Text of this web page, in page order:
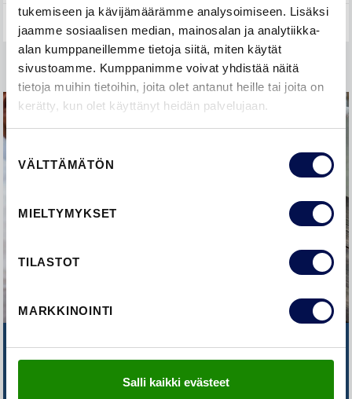
tukemiseen ja kävijämäärämme analysoimiseen. Lisäksi
jaamme sosiaalisen median, mainosalan ja analytiikka-
alan kumppaneillemme tietoja siitä, miten käytät
sivustoamme. Kumppanimme voivat yhdistää näitä
tietoja muihin tietoihin, joita olet antanut heille tai joita on
kerätty, kun olet käyttänyt heidän palvelujaan.
valinta
VÄLTTÄMÄTÖN
MIELTYMYKSET
TILASTOT
MARKKINOINTI
Salli kaikki evästeet
ETKÖ LÖYDÄ VASTAUSTA
KYSYMYKSEESI?